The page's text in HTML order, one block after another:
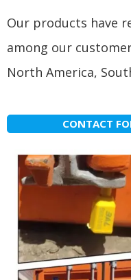
Our products have
among our
North America,
CONTACT